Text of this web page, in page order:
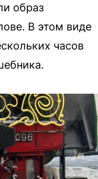
образ
В этом виде
часов